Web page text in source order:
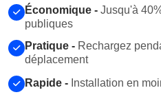
Économique - Jusqu'à
publiques
Pratique - Rechargez
déplacement
Rapide - Installation en